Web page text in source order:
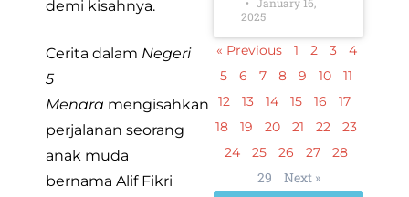
demi kisahnya.
Cerita dalam Negeri
5
Menara mengisahkan
perjalanan seorang
anak muda
bernama Alif Fikri
2025
« Previous 1 2 3
4
5
6 7 8 9 10
11
12
13 14 15 16
17
18
19 20 21 22
23
24
25 26 27 28
29 Next »